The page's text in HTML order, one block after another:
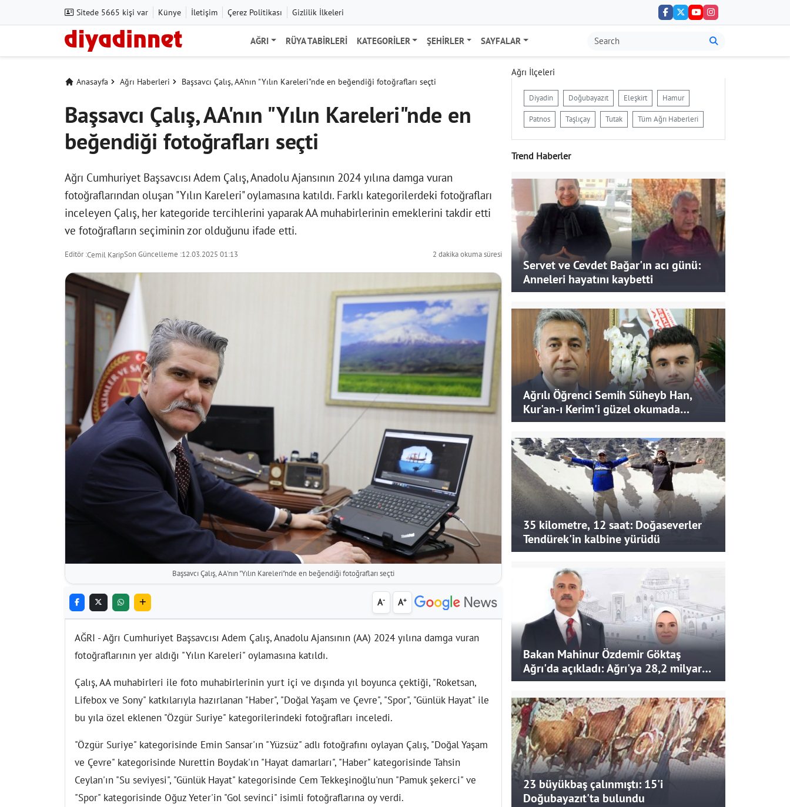
Sitede 5665 kişi var Künye İletişim Çerez Politikası Gizlilik İlkeleri
AĞRI RÜYA TABIRLERI KATEGORILER ŞEHIRLER SAYFALAR
Anasayfa Ağrı Haberleri Başsavcı Çalış, AA'nın "Yılın Kareleri"nde en beğendiği fotoğrafları seçti
Başsavcı Çalış, AA'nın "Yılın Kareleri"nde en
beğendiği fotoğrafları seçti
Ağrı Cumhuriyet Başsavcısı Adem Çalış, Anadolu Ajansının 2024 yılına damga vuran
fotoğraflarından oluşan "Yılın Kareleri" oylamasına katıldı. Farklı kategorilerdeki fotoğrafları
inceleyen Çalış, her kategoride tercihlerini yaparak AA muhabirlerinin emeklerini takdir etti
ve fotoğrafların seçiminin zor olduğunu ifade etti.
Editör :Cemil KaripSon Güncelleme :12.03.2025 01:13 2 dakika okuma süresi
Başsavcı Çalış, AA'nın "Yılın Kareleri"nde en beğendiği fotoğrafları seçti
A- A+
AĞRI - Ağrı Cumhuriyet Başsavcısı Adem Çalış, Anadolu Ajansının (AA) 2024 yılına damga vuran
fotoğraflarının yer aldığı "Yılın Kareleri" oylamasına katıldı.
Çalış, AA muhabirleri ile foto muhabirlerinin yurt içi ve dışında yıl boyunca çektiği, "Roketsan,
Lifebox ve Sony" katkılarıyla hazırlanan "Haber", "Doğal Yaşam ve Çevre", "Spor", "Günlük Hayat" ile
bu yıla özel eklenen "Özgür Suriye" kategorilerindeki fotoğrafları inceledi.
"Özgür Suriye" kategorisinde Emin Sansar'ın "Yüzsüz" adlı fotoğrafını oylayan Çalış, "Doğal Yaşam
ve Çevre" kategorisinde Nurettin Boydak'ın "Hayat damarları", "Haber" kategorisinde Tahsin
Ceylan'ın "Su seviyesi", "Günlük Hayat" kategorisinde Cem Tekkeşinoğlu'nun "Pamuk şekerci" ve
"Spor" kategorisinde Oğuz Yeter'in "Gol sevinci" isimli fotoğraflarına oy verdi.
Ağrı İlçeleri
Diyadin Doğubayazıt Eleşkirt Hamur
Patnos Taşlıçay Tutak Tüm Ağrı Haberleri
Trend Haberler
Servet ve Cevdet Bağar'ın acı günü:
Anneleri hayatını kaybetti
Ağrılı Öğrenci Semih Süheyb Han,
Kur'an-ı Kerim'i güzel okumada
Türkiye ikincisi oldu
35 kilometre, 12 saat: Doğaseverler
Tendürek'in kalbine yürüdü
Bakan Mahinur Özdemir Göktaş
Ağrı'da açıkladı: Ağrı'ya 28,2 milyar
liralık yatırım ve destek sağlandı
23 büyükbaş çalınmıştı: 15'i
Doğubayazıt'ta bulundu